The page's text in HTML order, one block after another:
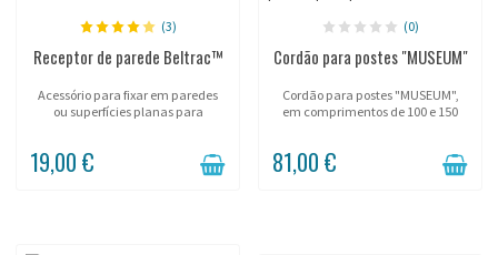
(3)
Receptor de parede Beltrac™
Acessório para fixar em paredes
ou superfícies planas para
19,00 €
(0)
Cordão para postes "MUSEUM"
Cordão para postes "MUSEUM",
em comprimentos de 100 e 150
81,00 €